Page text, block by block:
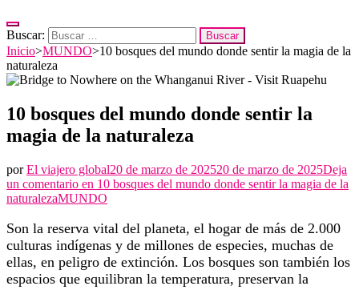
Buscar:
Inicio>MUNDO>10 bosques del mundo donde sentir la magia de la
naturaleza
10 bosques del mundo donde sentir la
magia de la naturaleza
porEl viajero global20 de marzo de 202520 de marzo de 2025Deja
un comentario en 10 bosques del mundo donde sentir la magia de la
naturalezaMUNDO
Son la reserva vital del planeta, el hogar de más de 2.000
culturas indígenas y de millones de especies, muchas de
ellas, en peligro de extinción. Los bosques son también los
espacios que equilibran la temperatura, preservan la